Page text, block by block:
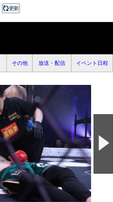
その他 放送・配信 イベント日程